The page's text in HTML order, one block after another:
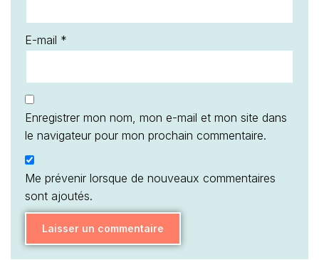
E-mail *
Enregistrer mon nom, mon e-mail et mon site dans
le navigateur pour mon prochain commentaire.
Me prévenir lorsque de nouveaux commentaires
sont ajoutés.